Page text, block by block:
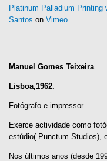
Platinum Palladium Printing
Santos on Vimeo
Manuel Gomes Teixeira
Lisboa,1962.
Fotógrafo e impressor
Exerce actividade como
estúdio( Punctum Studios),
Nos últimos anos (desde